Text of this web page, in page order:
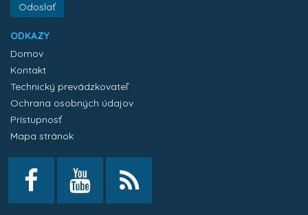
Odoslať
ODKAZY
Domov
Kontakt
Technický prevádzkovateľ
Ochrana osobných údajov
Prístupnosť
Mapa stránok